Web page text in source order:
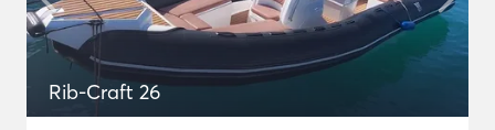
Rib-Craft 26